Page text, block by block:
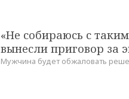
«Не собираюсь с
вынесли приговор за
Мужчина будет обжаловать